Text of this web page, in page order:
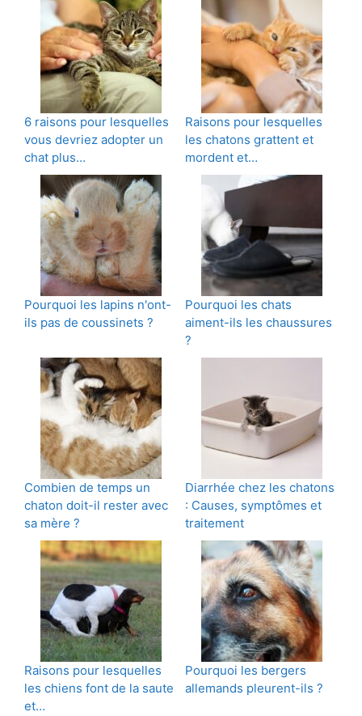
6 raisons pour lesquelles
vous devriez adopter un
chat plus…
Raisons pour lesquelles
les chatons grattent et
mordent et…
Pourquoi les lapins n'ont-
ils pas de coussinets ?
Pourquoi les chats
aiment-ils les chaussures
?
Combien de temps un
chaton doit-il rester avec
sa mère ?
Diarrhée chez les chatons
: Causes, symptômes et
traitement
Raisons pour lesquelles
les chiens font de la saute
et…
Pourquoi les bergers
allemands pleurent-ils ?